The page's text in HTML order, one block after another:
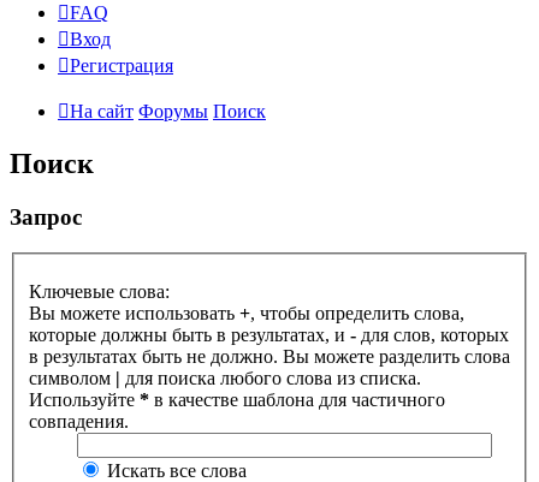
FAQ
Вход
Регистрация
На сайт Форумы Поиск
Поиск
Запрос
Ключевые слова:
Вы можете использовать +, чтобы определить слова,
которые должны быть в результатах, и - для слов, которых
в результатах быть не должно. Вы можете разделить слова
символом | для поиска любого слова из списка.
Используйте * в качестве шаблона для частичного
совпадения.
Искать все слова